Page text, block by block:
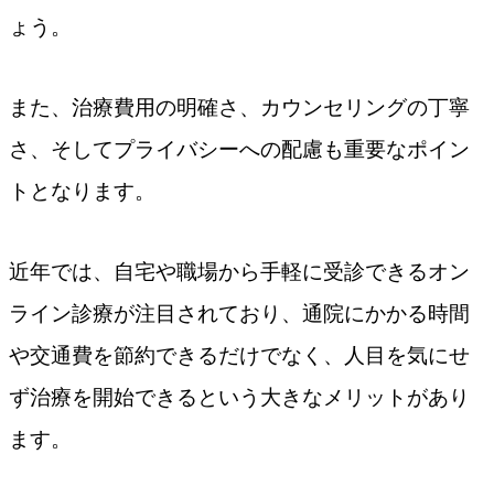
ょう。
また、治療費用の明確さ、カウンセリングの丁寧
さ、そしてプライバシーへの配慮も重要なポイン
トとなります。
近年では、自宅や職場から手軽に受診できるオン
ライン診療が注目されており、通院にかかる時間
や交通費を節約できるだけでなく、人目を気にせ
ず治療を開始できるという大きなメリットがあり
ます。